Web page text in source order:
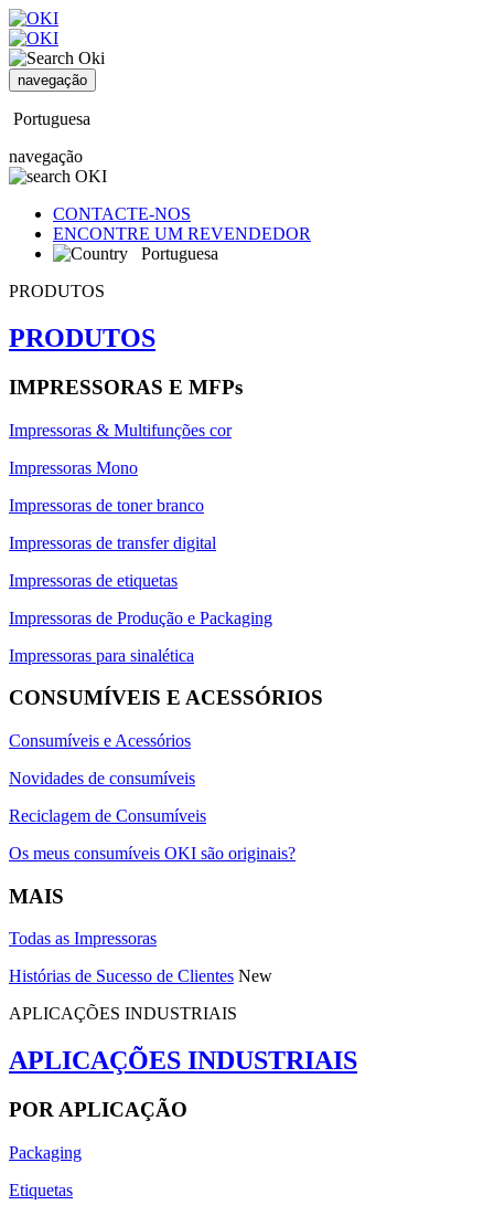
navegação
Portuguesa
navegação
CONTACTE-NOS
ENCONTRE UM REVENDEDOR
Portuguesa
PRODUTOS
PRODUTOS
IMPRESSORAS E MFPs
Impressoras & Multifunções cor
Impressoras Mono
Impressoras de toner branco
Impressoras de transfer digital
Impressoras de etiquetas
Impressoras de Produção e Packaging
Impressoras para sinalética
CONSUMÍVEIS E ACESSÓRIOS
Consumíveis e Acessórios
Novidades de consumíveis
Reciclagem de Consumíveis
Os meus consumíveis OKI são originais?
MAIS
Todas as Impressoras
Histórias de Sucesso de Clientes New
APLICAÇÕES INDUSTRIAIS
APLICAÇÕES INDUSTRIAIS
POR APLICAÇÃO
Packaging
Etiquetas